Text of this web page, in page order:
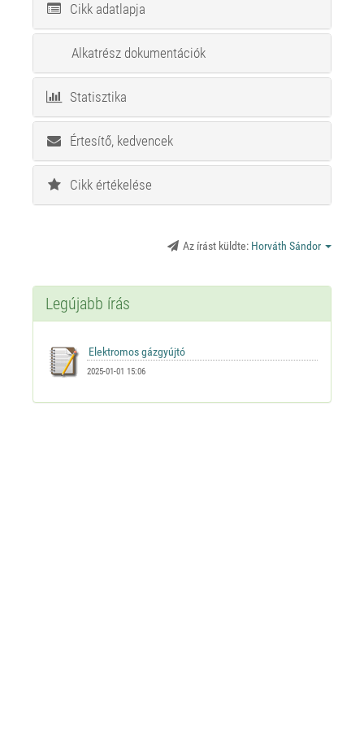
Cikk adatlapja
Alkatrész dokumentációk
Statisztika
Értesítő, kedvencek
Cikk értékelése
Az írást küldte: Horváth Sándor
Legújabb írás
2025-01-01 15:06